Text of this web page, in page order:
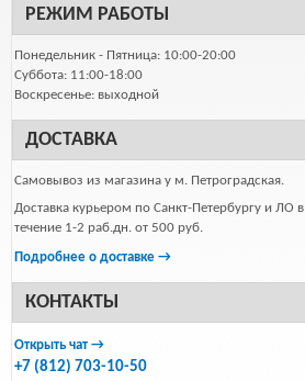
РЕЖИМ РАБОТЫ
Понедельник - Пятница: 10:00-20:00
Суббота: 11:00-18:00
Воскресенье: выходной
ДОСТАВКА
Самовывоз из магазина у м. Петроградская.
Доставка курьером по Санкт-Петербургу и ЛО в
течение 1-2 раб.дн. от 500 руб.
Подробнее о доставке →
КОНТАКТЫ
Открыть чат →
+7 (812) 703-10-50